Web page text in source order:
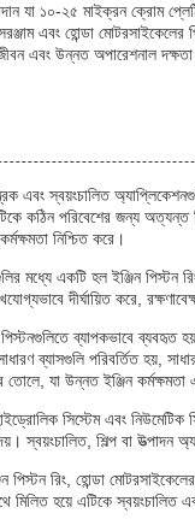
যা ১০-২৫ মাইক্রন ক্রোম
এবং হোন্ডা
এবং উন্নত অপারেশনাল
এবং স্বয়ংচালিত
কঠিন পরিবেশের জন্য
নিশ্চিত করে।
একটি হল ইঞ্জিন পিস্টন
দীর্ঘায়িত করে,
ব্যাপকভাবে ব্যবহৃত
ব্যাসগুলি পরিবর্তিত হয়,
যা উন্নত ইঞ্জিন কর্মক্ষমতা
সিস্টেম এবং নিউমেটিক
স্বয়ংচালিত, শিল্প বা
পিস্টন রিং, হোন্ডা
মিলিত হয়ে এটিকে